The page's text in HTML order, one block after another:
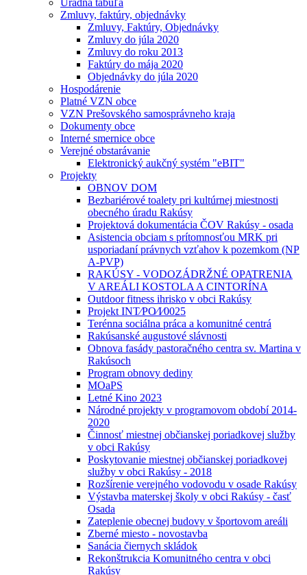
Úradná tabuľa
Zmluvy, faktúry, objednávky
Zmluvy, Faktúry, Objednávky
Zmluvy do júla 2020
Zmluvy do roku 2013
Faktúry do mája 2020
Objednávky do júla 2020
Hospodárenie
Platné VZN obce
VZN Prešovského samosprávneho kraja
Dokumenty obce
Interné smernice obce
Verejné obstarávanie
Elektronický aukčný systém "eBIT"
Projekty
OBNOV DOM
Bezbariérové toalety pri kultúrnej miestnosti
obecného úradu Rakúsy
Projektová dokumentácia ČOV Rakúsy - osada
Asistencia obciam s prítomnosťou MRK pri
usporiadaní právnych vzťahov k pozemkom (NP
A-PVP)
RAKÚSY - VODOZÁDRŽNÉ OPATRENIA
V AREÁLI KOSTOLA A CINTORÍNA
Outdoor fitness ihrisko v obci Rakúsy
Projekt INT⁄PO⁄I⁄0025
Terénna sociálna práca a komunitné centrá
Rakúsanské augustové slávnosti
Obnova fasády pastoračného centra sv. Martina v
Rakúsoch
Program obnovy dediny
MOaPS
Letné Kino 2023
Národné projekty v programovom období 2014-
2020
Činnosť miestnej občianskej poriadkovej služby
v obci Rakúsy
Poskytovanie miestnej občianskej poriadkovej
služby v obci Rakúsy - 2018
Rozšírenie verejného vodovodu v osade Rakúsy
Výstavba materskej školy v obci Rakúsy - časť
Osada
Zateplenie obecnej budovy v športovom areáli
Zberné miesto - novostavba
Sanácia čiernych skládok
Rekonštrukcia Komunitného centra v obci
Rakúsy